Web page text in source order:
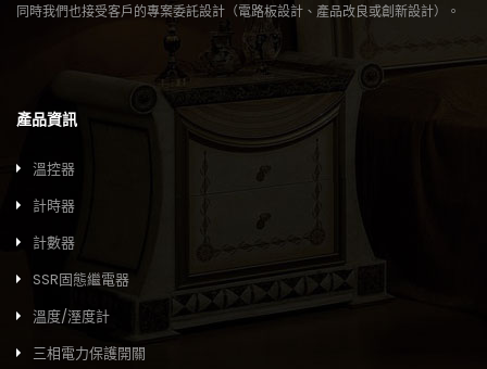
同時我們也接受客戶的專案委託設計（電路板設計、產品改良或創新設計）。
產品資訊
溫控器
計時器
計數器
SSR固態繼電器
溫度/溼度計
三相電力保護開關